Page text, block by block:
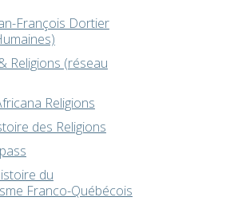
François Dortier
Religions (réseau
Religions
des Religions
du
Franco-Québécois